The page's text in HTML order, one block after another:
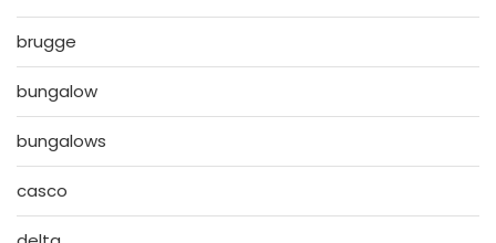
brugge
bungalow
bungalows
casco